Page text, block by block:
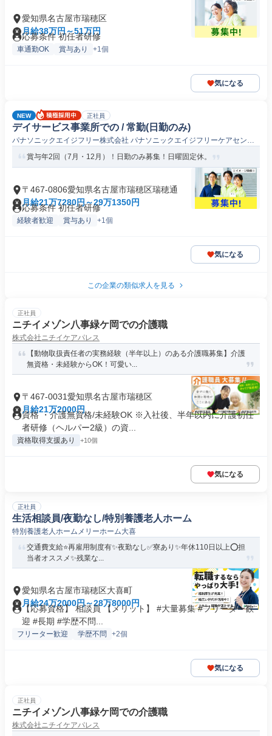
愛知県名古屋市瑞穂区
月給38万円～51万円
応募条件 初任者研修
車通勤OK 賞与あり +1個
気になる
NEW 正社員
デイサービス事業所での / 常勤(日勤のみ)
パナソニックエイジフリー株式会社 パナソニックエイジフリーケアセンタ
ー瑞穂・デイサービスStep
賞与年2回（7月・12月）！日勤のみ募集！日曜固定休。
〒467-0806愛知県名古屋市瑞穂区瑞穂通
月給21万7280円～29万1350円
応募条件 初任者研修
経験者歓迎 賞与あり +1個
気になる
この企業の類似求人を見る
正社員
ニチイメゾン八事緑ケ岡での介護職
株式会社ニチイケアパレス
【動物取扱責任者の実務経験（半年以上）のある介護職募集】介護
無資格・未経験からOK！可愛い...
〒467-0031愛知県名古屋市瑞穂区
月給21万2000円
資格 ・介護無資格/未経験OK ※入社後、半年以内に介護初任
者研修（ヘルパー2級）の資...
資格取得支援あり +10個
気になる
正社員
生活相談員/夜勤なし/特別養護老人ホーム
特別養護老人ホームメリーホーム大喜
交通費支給⭐️再雇用制度有✨夜勤なし✅️寮あり✨年休110日以上⭕️担
当者オススメ✨残業な...
愛知県名古屋市瑞穂区大喜町
月給24万2000円～28万8000円
【応募資格】 相談員 【メリット】 #大量募集 #フリーター歓
迎 #長期 #学歴不問...
フリーター歓迎 学歴不問 +2個
気になる
正社員
ニチイメゾン八事緑ケ岡での介護職
株式会社ニチイケアパレス